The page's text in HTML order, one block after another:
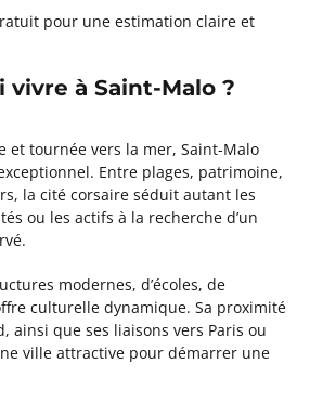
pour une estimation claire et
vivre à Saint-Malo ?
et tournée vers la mer, Saint-Malo
Entre plages, patrimoine,
la cité corsaire séduit autant les
ou les actifs à la recherche d’un
modernes, d’écoles, de
culturelle dynamique. Sa proximité
ainsi que ses liaisons vers Paris ou
ville attractive pour démarrer une